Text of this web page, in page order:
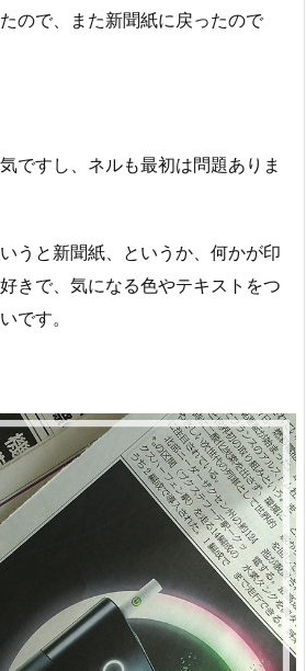
ので、また新聞紙に戻ったので
ですし、ネルも最初は問題ありま
うと新聞紙、というか、何かが印
きで、気になる色やテキストをつ
です。